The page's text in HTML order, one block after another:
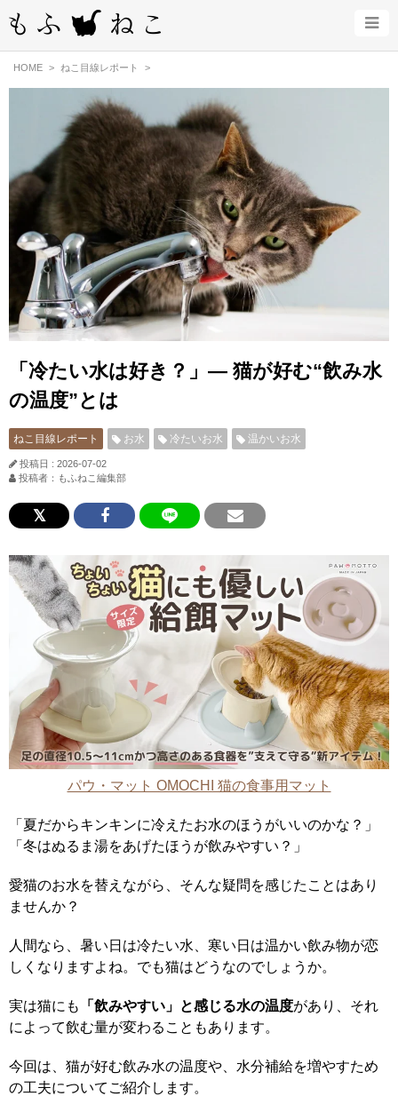
HOME ねこ目線レポート
「冷たい水は好き？」— 猫が好む“飲み水
の温度”とは
ねこ目線レポート お水 冷たいお水 温かいお水
投稿日 : 2026-07-02
投稿者：もふねこ編集部
パウ・マット OMOCHI 猫の食事用マット
「夏だからキンキンに冷えたお水のほうがいいのかな？」
「冬はぬるま湯をあげたほうが飲みやすい？」
愛猫のお水を替えながら、そんな疑問を感じたことはあり
ませんか？
人間なら、暑い日は冷たい水、寒い日は温かい飲み物が恋
しくなりますよね。でも猫はどうなのでしょうか。
実は猫にも 「飲みやすい」と感じる水の温度があり、それ
によって飲む量が変わることもあります。
今回は、猫が好む飲み水の温度や、水分補給を増やすため
の工夫についてご紹介します。